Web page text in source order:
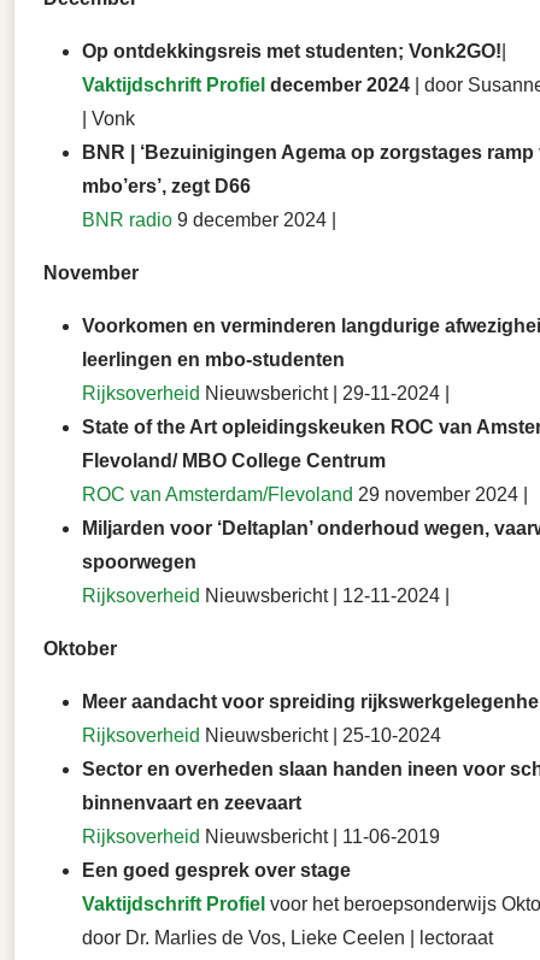
Op ontdekkingsreis met studenten; Vonk2GO!
Vaktijdschrift Profiel december 2024 | door
| Vonk
BNR | ‘Bezuinigingen Agema op zorgstages
mbo’ers’, zegt D66
BNR radio 9 december 2024 |
November
Voorkomen en verminderen langdurige
leerlingen en mbo-studenten
Rijksoverheid Nieuwsbericht | 29-11-2024 |
State of the Art opleidingskeuken ROC van
Flevoland/ MBO College Centrum
ROC van Amsterdam/Flevoland 29 november 2024 |
Miljarden voor ‘Deltaplan’ onderhoud wegen,
spoorwegen
Rijksoverheid Nieuwsbericht | 12-11-2024 |
Oktober
Meer aandacht voor spreiding
Rijksoverheid Nieuwsbericht | 25-10-2024
Sector en overheden slaan handen ineen voor
binnenvaart en zeevaart
Rijksoverheid Nieuwsbericht | 11-06-2019
Een goed gesprek over stage
Vaktijdschrift Profiel voor het beroepsonderwijs
door Dr. Marlies de Vos, Lieke Ceelen | lectoraat